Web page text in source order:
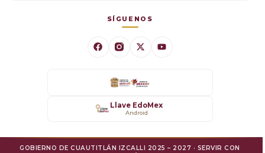
SÍGUENOS
Llave EdoMex
Android
GOBIERNO DE CUAUTITLÁN IZCALLI 2025 – 2027 · SERVIR CON